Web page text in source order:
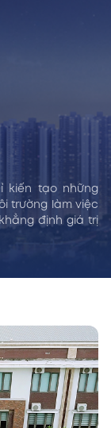
kiến tạo những
trường làm việc
định giá trị